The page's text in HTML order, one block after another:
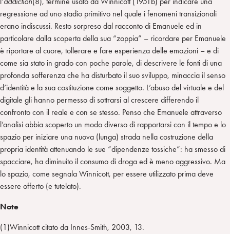
regressione ad uno stadio primitivo nel quale i fenomeni transizionali
erano indiscussi. Resto sorpreso dal racconto di Emanuele ed in
particolare dalla scoperta della sua “zoppia” – ricordare per Emanuele
è riportare al cuore, tollerare e fare esperienza delle emozioni – e di
come sia stato in grado con poche parole, di descrivere le fonti di una
profonda sofferenza che ha disturbato il suo sviluppo, minaccia il senso
d’identità e la sua costituzione come soggetto. L’abuso del virtuale e del
digitale gli hanno permesso di sottrarsi al crescere differendo il
confronto con il reale e con se stesso. Penso che Emanuele attraverso
l’analisi abbia scoperto un modo diverso di rapportarsi con il tempo e lo
spazio per iniziare una nuova (lunga) strada nella costruzione della
propria identità attenuando le sue “dipendenze tossiche”: ha smesso di
spacciare, ha diminuito il consumo di droga ed è meno aggressivo. Ma
lo spazio, come segnala Winnicott, per essere utilizzato prima deve
essere offerto (e tutelato).
Note
(1)Winnicott citato da Innes-Smith, 2003, 13.